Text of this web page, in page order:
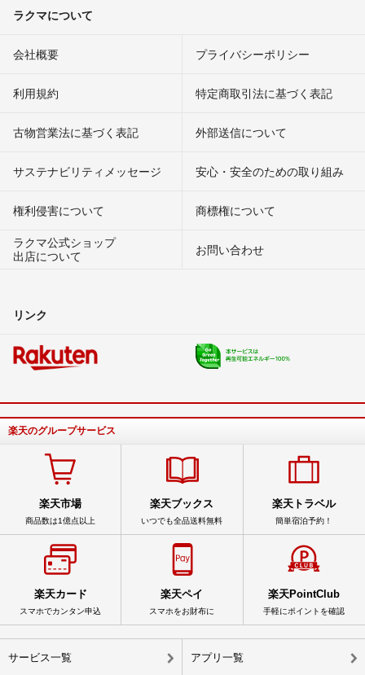
ラクマについて
会社概要 プライバシーポリシー
利用規約 特定商取引法に基づく表記
古物営業法に基づく表記 外部送信について
サステナビリティメッセージ 安心・安全のための取り組み
権利侵害について
商標権について
ラクマ公式ショップ
出店について
お問い合わせ
リンク
楽天のグループサービス
楽天市場
商品数は1億点以上
楽天ブックス
いつでも全品送料無料
楽天トラベル
簡単宿泊予約！
楽天カード
スマホでカンタン申込
楽天ペイ
スマホをお財布に
楽天PointClub
手軽にポイントを確認
サービス一覧 アプリ一覧